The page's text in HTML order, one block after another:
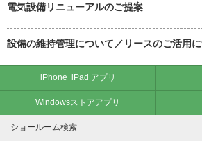
電気設備リニューアルのご提案
設備の維持管理について／リースのご活用
iPhone･iPad アプリ
Windowsストアアプリ
ショールーム検索